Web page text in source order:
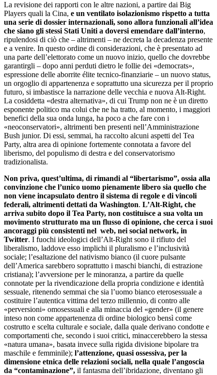
La revisione dei rapporti con le altre nazioni, a partire dai Big
Players quali la Cina, e un ventilato isolazionismo rispetto a tutta
una serie di dossier internazionali, sono allora funzionali all’idea
che siano gli stessi Stati Uniti a doversi emendare dall’interno,
ripulendosi di ciò che – altrimenti – ne decreta la decadenza presente
e a venire. In questo ordine di considerazioni, che è presentato ad
una parte dell’elettorato come un nuovo inizio, quello che dovrebbe
garantirgli – dopo anni perduti dietro le follie dei «democrats»,
espressione delle aborrite élite tecnico-finanziarie – un nuovo status,
un orgoglio di appartenenza e soprattutto una sicurezza per il proprio
futuro, si imbastisce la narrazione delle vecchia e nuova Alt-Right.
La cosiddetta «destra alternativa», di cui Trump non ne è un diretto
esponente politico ma colui che ne ha tratto, al momento, i maggiori
benefici della sua onda lunga, ha poco a che fare con i
«neoconservatori», altrimenti ben presenti nell’Amministrazione
Bush junior. Di essi, semmai, ha raccolto alcuni aspetti del Tea
Party, altra area di opinione fortemente connotata a favore del
liberismo, del populismo di destra e del conservatorismo
tradizionalista.
Non priva, quest’ultima, di rimandi al “libertarismo”, ossia alla
convinzione che l’unico uomo pienamente libero sia quello che
non viene incapsulato dentro il sistema di regole e di vincoli
federali, altrimenti dettati da Washington. L’Alt-Right, che
arriva subito dopo il Tea Party, non costituisce a sua volta un
movimento strutturato ma un flusso di opinione, che cerca i suoi
ancoraggi più consistenti nel web, nei social network, in
Twitter. I fuochi ideologici dell’Alt-Right sono il rifiuto del
liberalismo, laddove esso implichi il pluralismo e l’inclusività
sociale; l’esaltazione del nativismo bianco (il cuore pulsante
dell’America sarebbero soprattutto i maschi bianchi, di estrazione
cristiana); l’avversione per le minoranza, a partire da quelle
connotate per la rivendicazione della propria condizione e identità
sessuale, ritenendo semmai che sia l’uomo bianco eterosessuale a
costituire l’autentica vittima del terzo millennio, di contro alle
«perversioni» omosessuali e alla minaccia del «gender» (il genere
inteso non come appartenenza di ordine biologico bensì come
costrutto e scelta culturale e sociale, dalla quale derivano condotte e
comportamenti che, secondo i suoi critici, minaccerebbero la stessa
«natura umana», basata invece sulla rigida divisione bipolare tra
maschile e femminile); l’attenzione, quasi ossessiva, per la
dimensione etnica delle relazioni sociali, nella quale l’angoscia
da “contaminazione”, il fantasma dell’ibridazione, diventano gli